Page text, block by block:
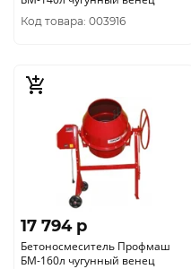
Код товара: 003916
17 794 p
Бетоносмеситель Профмаш
БМ-160л чугунный венец